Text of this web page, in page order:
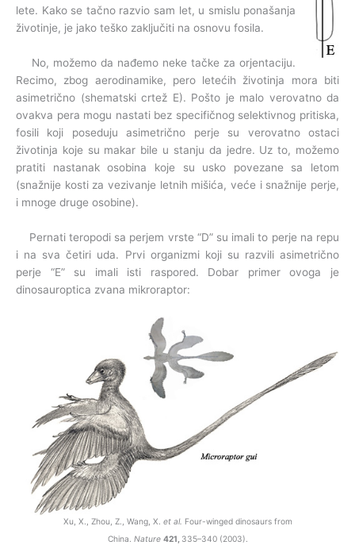
lete. Kako se tačno razvio sam let, u smislu ponašanja
životinje, je jako teško zaključiti na osnovu fosila.
No, možemo da nađemo neke tačke za orjentaciju.
Recimo, zbog aerodinamike, pero letećih životinja mora biti
asimetrično (shematski crtež E). Pošto je malo verovatno da
ovakva pera mogu nastati bez specifičnog selektivnog pritiska,
fosili koji poseduju asimetrično perje su verovatno ostaci
životinja koje su makar bile u stanju da jedre. Uz to, možemo
pratiti nastanak osobina koje su usko povezane sa letom
(snažnije kosti za vezivanje letnih mišića, veće i snažnije perje,
i mnoge druge osobine).
Pernati teropodi sa perjem vrste “D” su imali to perje na repu
i na sva četiri uda. Prvi organizmi koji su razvili asimetrično
perje “E” su imali isti raspored. Dobar primer ovoga je
dinosauroptica zvana mikroraptor:
Xu, X., Zhou, Z., Wang, X. et al. Four-winged dinosaurs from
China. Nature 421, 335–340 (2003).